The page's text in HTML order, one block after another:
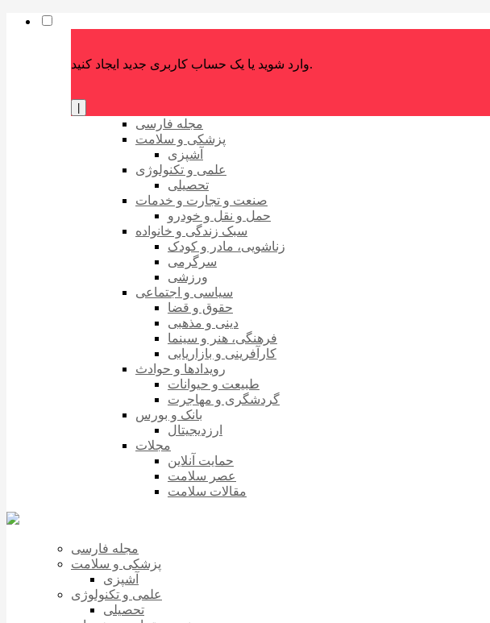
وارد شوید یا یک حساب کاربری جدید ایجاد کنید.
مجله فارسی
پزشکی و سلامت
آشپزی
علمی و تکنولوژی
تحصیلی
صنعت و تجارت و خدمات
حمل و نقل و خودرو
سبک زندگی و خانواده
زناشویی، مادر و کودک
سرگرمی
ورزشی
سیاسی و اجتماعی
حقوق و قضا
دینی و مذهبی
فرهنگی، هنر و سینما
کارآفرینی و بازاریابی
رویدادها و حوادث
طبیعت و حیوانات
گردشگری و مهاجرت
بانک و بورس
ارزدیجیتال
مجلات
حمایت آنلاین
عصر سلامت
مقالات سلامت
مجله فارسی
پزشکی و سلامت
آشپزی
علمی و تکنولوژی
تحصیلی